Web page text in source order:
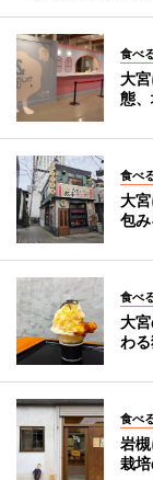
食べ
大
態
食べ
大
包
食べ
大
わ
食べ
岩
栽